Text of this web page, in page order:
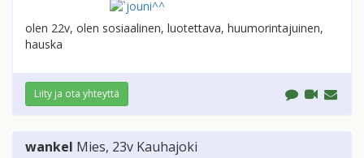
olen 22v, olen sosiaalinen, luotettava, huumorintajuinen,
hauska
Liity ja ota yhteyttä
wankel Mies, 23v Kauhajoki